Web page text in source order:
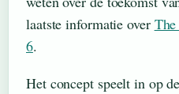
laatste informatie over
6.
Het concept speelt in op